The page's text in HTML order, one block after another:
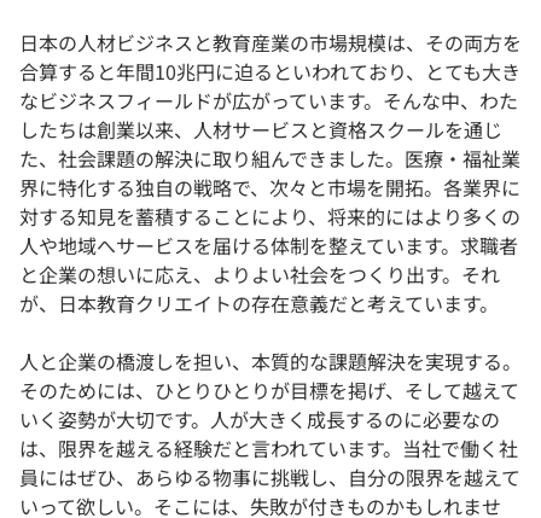
日本の人材ビジネスと教育産業の市場規模は、その両方を
合算すると年間10兆円に迫るといわれており、とても大き
なビジネスフィールドが広がっています。そんな中、わた
したちは創業以来、人材サービスと資格スクールを通じ
た、社会課題の解決に取り組んできました。医療・福祉業
界に特化する独自の戦略で、次々と市場を開拓。各業界に
対する知見を蓄積することにより、将来的にはより多くの
人や地域へサービスを届ける体制を整えています。求職者
と企業の想いに応え、よりよい社会をつくり出す。それ
が、日本教育クリエイトの存在意義だと考えています。
人と企業の橋渡しを担い、本質的な課題解決を実現する。
そのためには、ひとりひとりが目標を掲げ、そして越えて
いく姿勢が大切です。人が大きく成長するのに必要なの
は、限界を越える経験だと言われています。当社で働く社
員にはぜひ、あらゆる物事に挑戦し、自分の限界を越えて
いって欲しい。そこには、失敗が付きものかもしれませ